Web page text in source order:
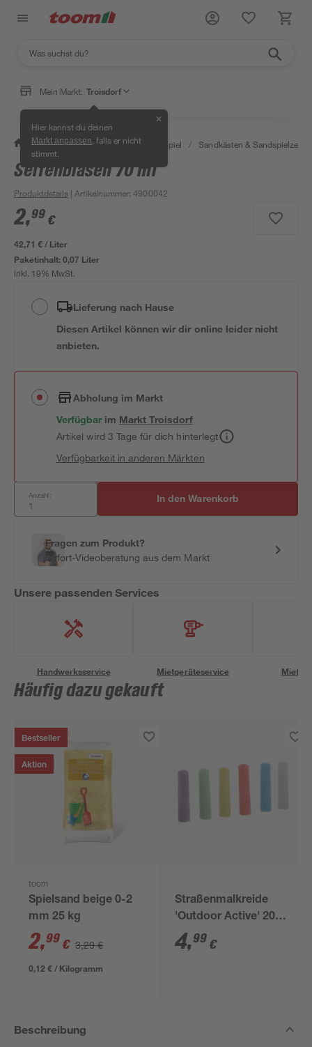
Mein Markt: Troisdorf
Hier kannst du deinen
Markt anpassen , falls er nicht
stimmt.
✕
/ Garten & Freizeit / Outdoor & Spiel / Sandkästen & Sandspielzeug
Seifenblasen 70 ml
Produktdetails | Artikelnummer:4900042
2,99 €
42,71 € / Liter
Paketinhalt:0,07 Liter
inkl. 19% MwSt.
Lieferung nach Hause
Diesen Artikel können wir dir online leider nicht
anbieten.
Abholung im Markt
Verfügbar im MarktTroisdorf
Artikel wird 3 Tage für dich hinterlegt
Verfügbarkeit in anderen Märkten
Anzahl: In den Warenkorb
Fragen zum Produkt?
Sofort-Videoberatung aus dem Markt
Unsere passenden Services
Handwerksservice Mietgeräteservice
Häufig dazu gekauft
Bestseller
Aktion
toom
Spielsand beige 0-2
mm 25 kg
2,99 € 3,29 €
0,12 € / Kilogramm
Straßenmalkreide
'Outdoor Active' 20
Stück
4,99 €
Beschreibung